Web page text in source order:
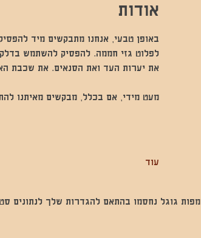
אודות
באופן טבעי, אנחנו מתבקשים מיד
לפלוט גזי חממה. להפסיק להשתמש
את יערות העד ואת הסנאים. את שכבת
מעט מידי, אם בכלל, מבקשים מאיתנו
עוד
מפות גוגל נחסמו בהתאם להגדרות שלך לנתונים